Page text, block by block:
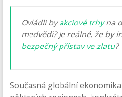
Ovládli byakciové trhyna
medvědi? Je reálné, že by
bezpečný přístav ve zlatu?
Současná globální